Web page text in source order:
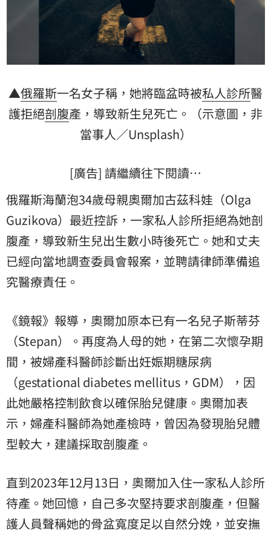
▲俄羅斯一名女子稱，她將臨盆時被私人診所醫
護拒絕剖腹產，導致新生兒死亡。（示意圖，非
當事人／Unsplash）
[廣告] 請繼續往下閱讀…
俄羅斯海蘭泡34歲母親奧爾加古茲科娃（Olga
Guzikova）最近控訴，一家私人診所拒絕為她剖
腹產，導致新生兒出生數小時後死亡。她和丈夫
已經向當地調查委員會報案，並聘請律師準備追
究醫療責任。
《鏡報》報導，奧爾加原本已有一名兒子斯蒂芬
（Stepan）。再度為人母的她，在第二次懷孕期
間，被婦產科醫師診斷出妊娠期糖尿病
（gestational diabetes mellitus，GDM），因
此她嚴格控制飲食以確保胎兒健康。奧爾加表
示，婦產科醫師為她產檢時，曾因為發現胎兒體
型較大，建議採取剖腹產。
直到2023年12月13日，奧爾加入住一家私人診所
待產。她回憶，自己多次堅持要求剖腹產，但醫
護人員聲稱她的骨盆寬度足以自然分娩，並安撫